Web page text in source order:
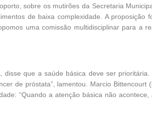
sobre os mutirões da Secretaria
de baixa complexidade. A proposição
uma comissão multidisciplinar para a
que a saúde básica deve ser prioritária.
de próstata”, lamentou. Marcio Bittencourt
“Quando a atenção básica não acontece,